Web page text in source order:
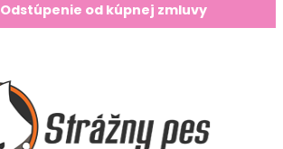
Odstúpenie od kúpnej zmluvy